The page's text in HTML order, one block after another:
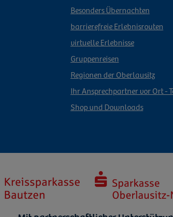
Besonders Übernachten
barrierefreie Erlebnisrouten
virtuelle Erlebnisse
Gruppenreisen
Regionen der Oberlausitz
Ihr Ansprechpartner vor Ort -
Shop und Downloads